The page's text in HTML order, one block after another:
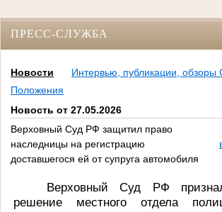
ПРЕСС-СЛУЖБА
Новости
Интервью, публикации,
Положения
Новость от 27.05.2026
Верховный Суд РФ защитил право
наследницы на регистрацию
доставшегося ей от супруга автомобиля
Верховный Суд РФ
решение местного отдела